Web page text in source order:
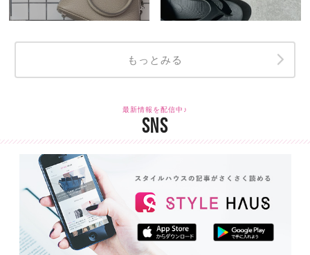
もっとみる
最新情報を配信中♪
SNS